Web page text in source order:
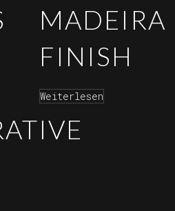
MADEIRA
FINISH
Weiterlesen